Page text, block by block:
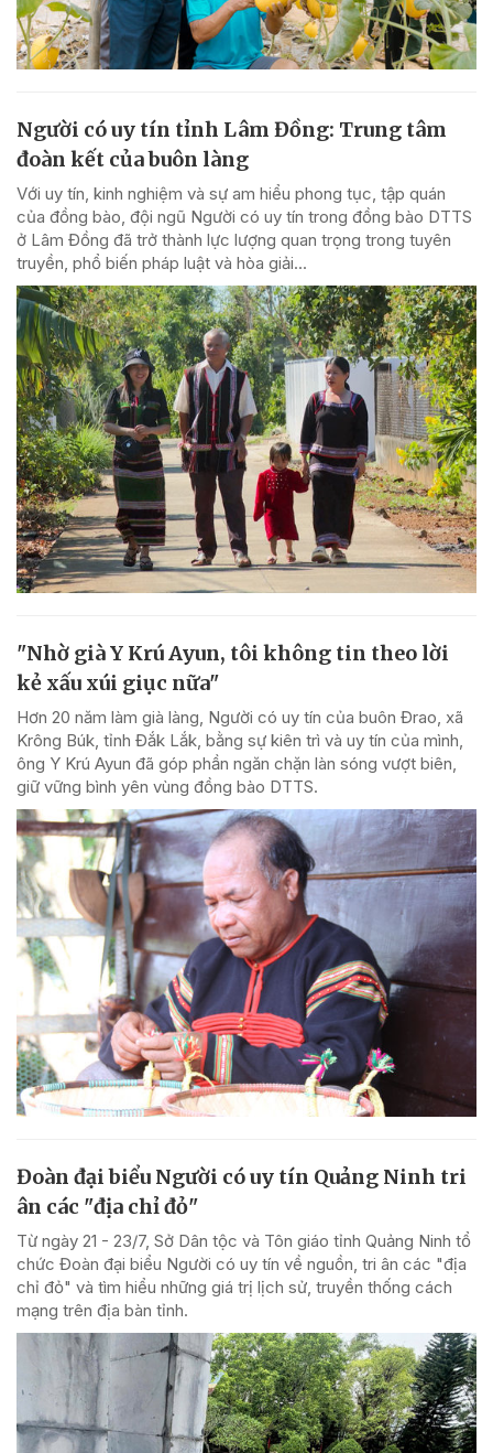
Người có uy tín tỉnh Lâm Đồng: Trung tâm
đoàn kết của buôn làng
Với uy tín, kinh nghiệm và sự am hiểu phong tục, tập quán
của đồng bào, đội ngũ Người có uy tín trong đồng bào DTTS
ở Lâm Đồng đã trở thành lực lượng quan trọng trong tuyên
truyền, phổ biến pháp luật và hòa giải...
"Nhờ già Y Krú Ayun, tôi không tin theo lời
kẻ xấu xúi giục nữa"
Hơn 20 năm làm già làng, Người có uy tín của buôn Đrao, xã
Krông Búk, tỉnh Đắk Lắk, bằng sự kiên trì và uy tín của mình,
ông Y Krú Ayun đã góp phần ngăn chặn làn sóng vượt biên,
giữ vững bình yên vùng đồng bào DTTS.
Đoàn đại biểu Người có uy tín Quảng Ninh tri
ân các "địa chỉ đỏ"
Từ ngày 21 - 23/7, Sở Dân tộc và Tôn giáo tỉnh Quảng Ninh tổ
chức Đoàn đại biểu Người có uy tín về nguồn, tri ân các "địa
chỉ đỏ" và tìm hiểu những giá trị lịch sử, truyền thống cách
mạng trên địa bàn tỉnh.